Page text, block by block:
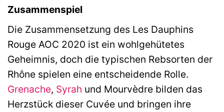
Zusammenspiel
Die Zusammensetzung des Les Dauphins
Rouge AOC 2020 ist ein wohlgehütetes
Geheimnis, doch die typischen Rebsorten der
Rhône spielen eine entscheidende Rolle.
Grenache, Syrah und Mourvèdre bilden das
Herzstück dieser Cuvée und bringen ihre